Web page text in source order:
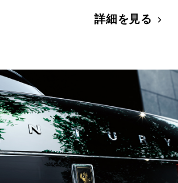
詳細を見る